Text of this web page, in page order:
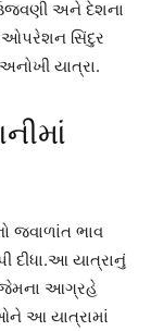
અને દેશના
ઓપરેશન સિંદુર
યાત્રા.
જ્વાળાંત ભાવ
દીધા.આ યાત્રાનું
જેમના આગ્રહે
આ યાત્રામાં